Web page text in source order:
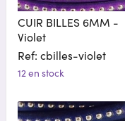
CUIR BILLES 6MM -
Violet
Ref: cbilles-violet
12 en stock